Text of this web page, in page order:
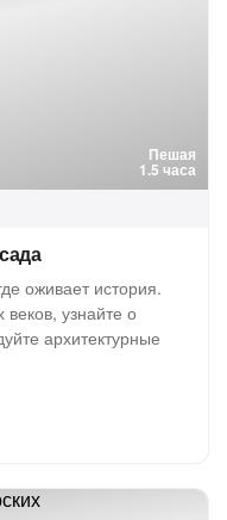
Пешая
1.5 часа
оживает история.
узнайте о
архитектурные